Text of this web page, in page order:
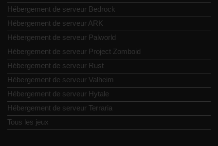
Hébergement de serveur Bedrock
Hébergement de serveur ARK
Hébergement de serveur Palworld
Hébergement de serveur Project Zomboid
Hébergement de serveur Rust
Hébergement de serveur Valheim
Hébergement de serveur Hytale
Hébergement de serveur Terraria
Tous les jeux